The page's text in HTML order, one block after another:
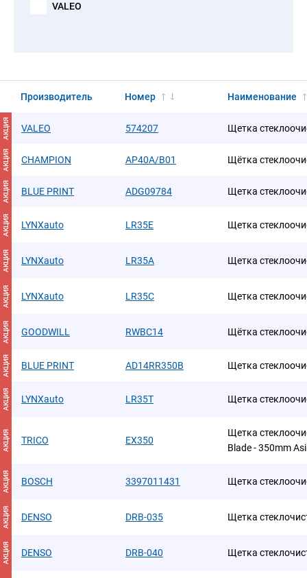
VALEO
Производитель Номер Наименование
АКЦИЯ VALEO 574207 Щетка
АКЦИЯ CHAMPION AP40A/B01 Щётка
АКЦИЯ BLUE PRINT ADG09784 Щетка
АКЦИЯ LYNXauto LR35E Щетка
АКЦИЯ LYNXauto LR35A Щетка
АКЦИЯ LYNXauto LR35C Щетка
АКЦИЯ GOODWILL RWBC14 Щётка
АКЦИЯ BLUE PRINT AD14RR350B Щетка
АКЦИЯ LYNXauto LR35T Щетка
АКЦИЯ TRICO EX350
Щетка
Blade - 350mm
АКЦИЯ BOSCH 3397011431 Щетка
АКЦИЯ DENSO DRB-035 Щетка
АКЦИЯ DENSO DRB-040 Щетка